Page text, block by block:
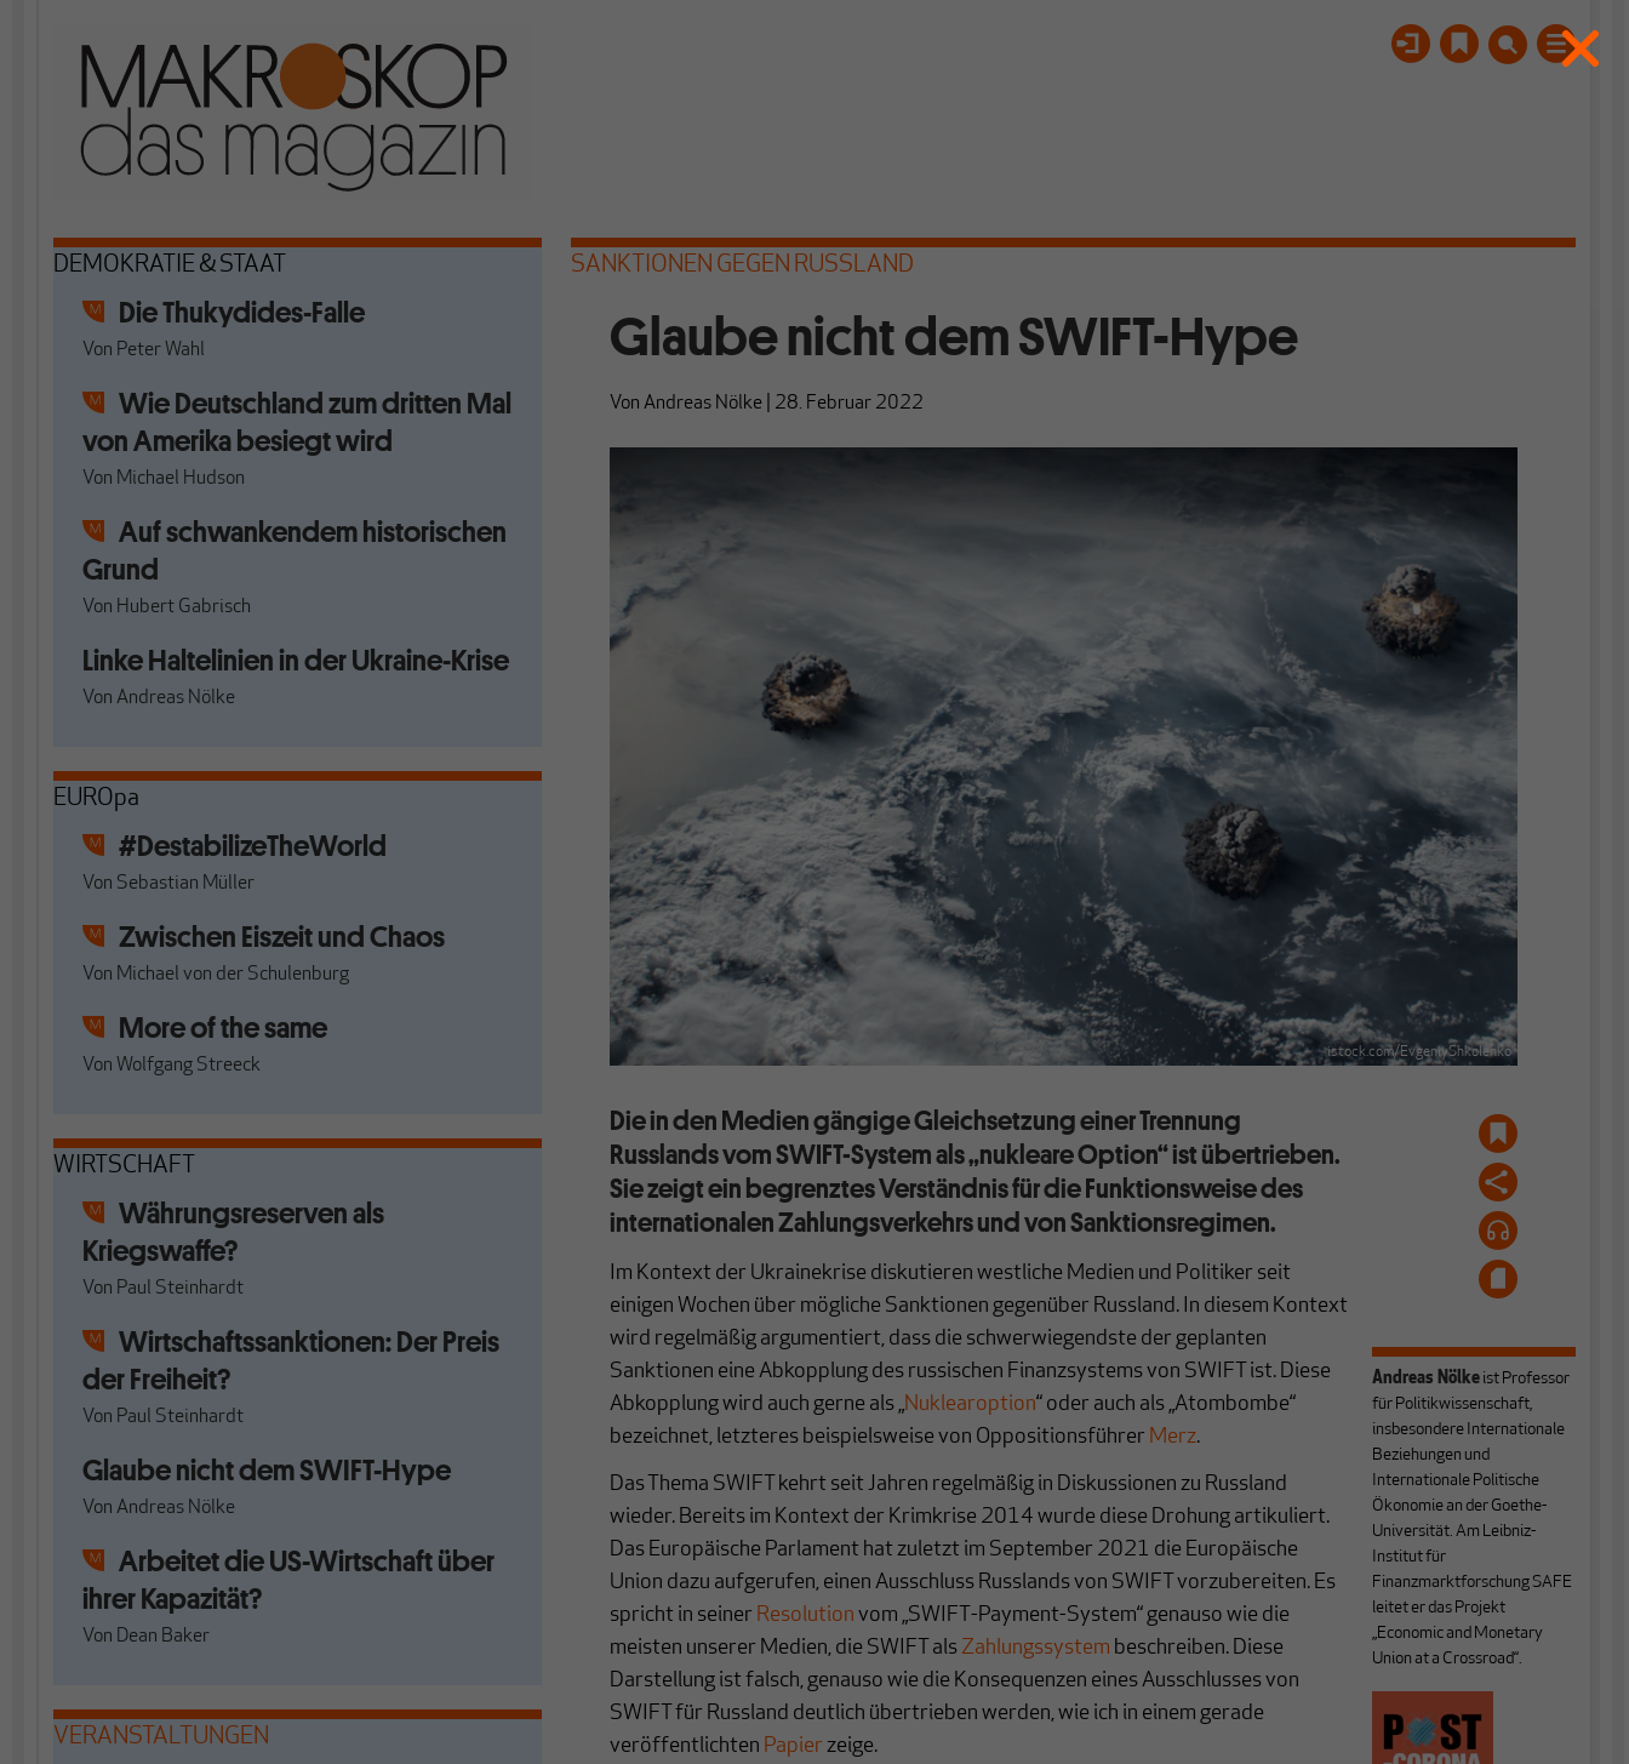
DEMOKRATIE & STAAT
Die Thukydides-Falle
Von Peter Wahl
Wie Deutschland zum dritten Mal
von Amerika besiegt wird
Von Michael Hudson
Auf schwankendem historischen
Grund
Von Hubert Gabrisch
Linke Haltelinien in der Ukraine-Krise
Von Andreas Nölke
EUROpa
#DestabilizeTheWorld
Von Sebastian Müller
Zwischen Eiszeit und Chaos
Von Michael von der Schulenburg
More of the same
Von Wolfgang Streeck
WIRTSCHAFT
Währungsreserven als
Kriegswaffe?
Von Paul Steinhardt
Wirtschaftssanktionen: Der Preis
der Freiheit?
Von Paul Steinhardt
Glaube nicht dem SWIFT-Hype
Von Andreas Nölke
Arbeitet die US-Wirtschaft über
ihrer Kapazität?
Von Dean Baker
VERANSTALTUNGEN
SANKTIONEN GEGEN RUSSLAND
Glaube nicht dem SWIFT-Hype
Von Andreas Nölke 28. Februar 2022
istock.com/EvgeniyShkolenko
Die in den Medien gängige Gleichsetzung einer Trennung
Russlands vom SWIFT-System als „nukleare Option“ ist übertrieben.
Sie zeigt ein begrenztes Verständnis für die Funktionsweise des
internationalen Zahlungsverkehrs und von Sanktionsregimen.
Im Kontext der Ukrainekrise diskutieren westliche Medien und Politiker seit
einigen Wochen über mögliche Sanktionen gegenüber Russland. In diesem Kontext
wird regelmäßig argumentiert, dass die schwerwiegendste der geplanten
Sanktionen eine Abkopplung des russischen Finanzsystems von SWIFT ist. Diese
Abkopplung wird auch gerne als „Nuklearoption“ oder auch als „Atombombe“
bezeichnet, letzteres beispielsweise von Oppositionsführer Merz.
Das Thema SWIFT kehrt seit Jahren regelmäßig in Diskussionen zu Russland
wieder. Bereits im Kontext der Krimkrise 2014 wurde diese Drohung artikuliert.
Das Europäische Parlament hat zuletzt im September 2021 die Europäische
Union dazu aufgerufen, einen Ausschluss Russlands von SWIFT vorzubereiten. Es
spricht in seiner Resolution vom „SWIFT-Payment-System“ genauso wie die
meisten unserer Medien, die SWIFT alsZahlungssystem beschreiben. Diese
Darstellung ist falsch, genauso wie die Konsequenzen eines Ausschlusses von
SWIFT für Russland deutlich übertrieben werden, wie ich in einem gerade
veröffentlichten Papier zeige.
Andreas Nölkeist Professor
für Politikwissenschaft,
insbesondere Internationale
Beziehungen und
Internationale Politische
Ökonomie an der Goethe-
Universität. Am Leibniz-
Institut für
Finanzmarktforschung SAFE
leitet er das Projekt
„Economic and Monetary
Union at a Crossroad“.